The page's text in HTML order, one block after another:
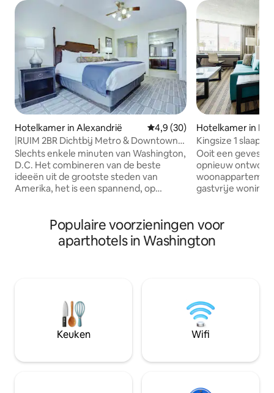
Hotelkamer in Alexandrië Gemiddelde beoordeling van
4,9 (30)
|RUIM 2BR Dichtbij Metro & Downtown
D.C. Geschikt voor 8 personen|
Slechts enkele minuten van Washington,
D.C. Het combineren van de beste
ideeën uit de grootste steden van
Amerika, het is een spannend, op
vakantiebestemming. Met Wyndham
Old Town Alexandria kun je je settelen
en genieten van de buurt of gebruik
Hotelkamer in
Kingsize 1
Placemakr-
Ooit een
opnieuw
gastvrije
ondersteuning.
professioneel
ruimte, in een
Populaire voorzieningen voor
aparthotels in Washington
Keuken Wifi